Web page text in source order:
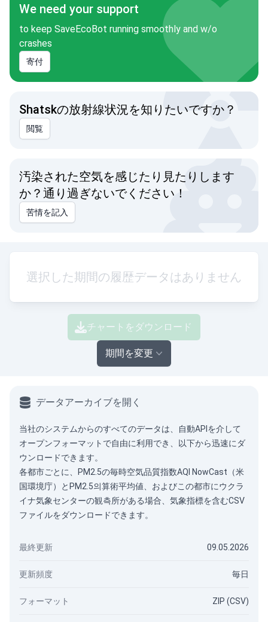
We need your support
to keep SaveEcoBot running smoothly and w/o
crashes
寄付
Shatskの放射線状況を知りたいですか？
閲覧
汚染された空気を感じたり見たりします
か？通り過ぎないでください！
苦情を記入
選択した期間の履歴データはありません
チャートをダウンロード
期間を変更
データアーカイブを開く
当社のシステムからのすべてのデータは、 自動API を介して
オープンフォーマットで自由に利用でき、以下から迅速にダ
ウンロードできます。
各都市ごとに、PM2.5の毎時空気品質指数AQI NowCast（米
国環境庁）とPM2.5의算術平均値、およびこの都市にウクラ
イナ気象センターの観측所がある場合、気象指標を含むCSV
ファイルをダウンロードできます。
最終更新 09.05.2026
更新頻度 毎日
フォーマット ZIP (CSV)